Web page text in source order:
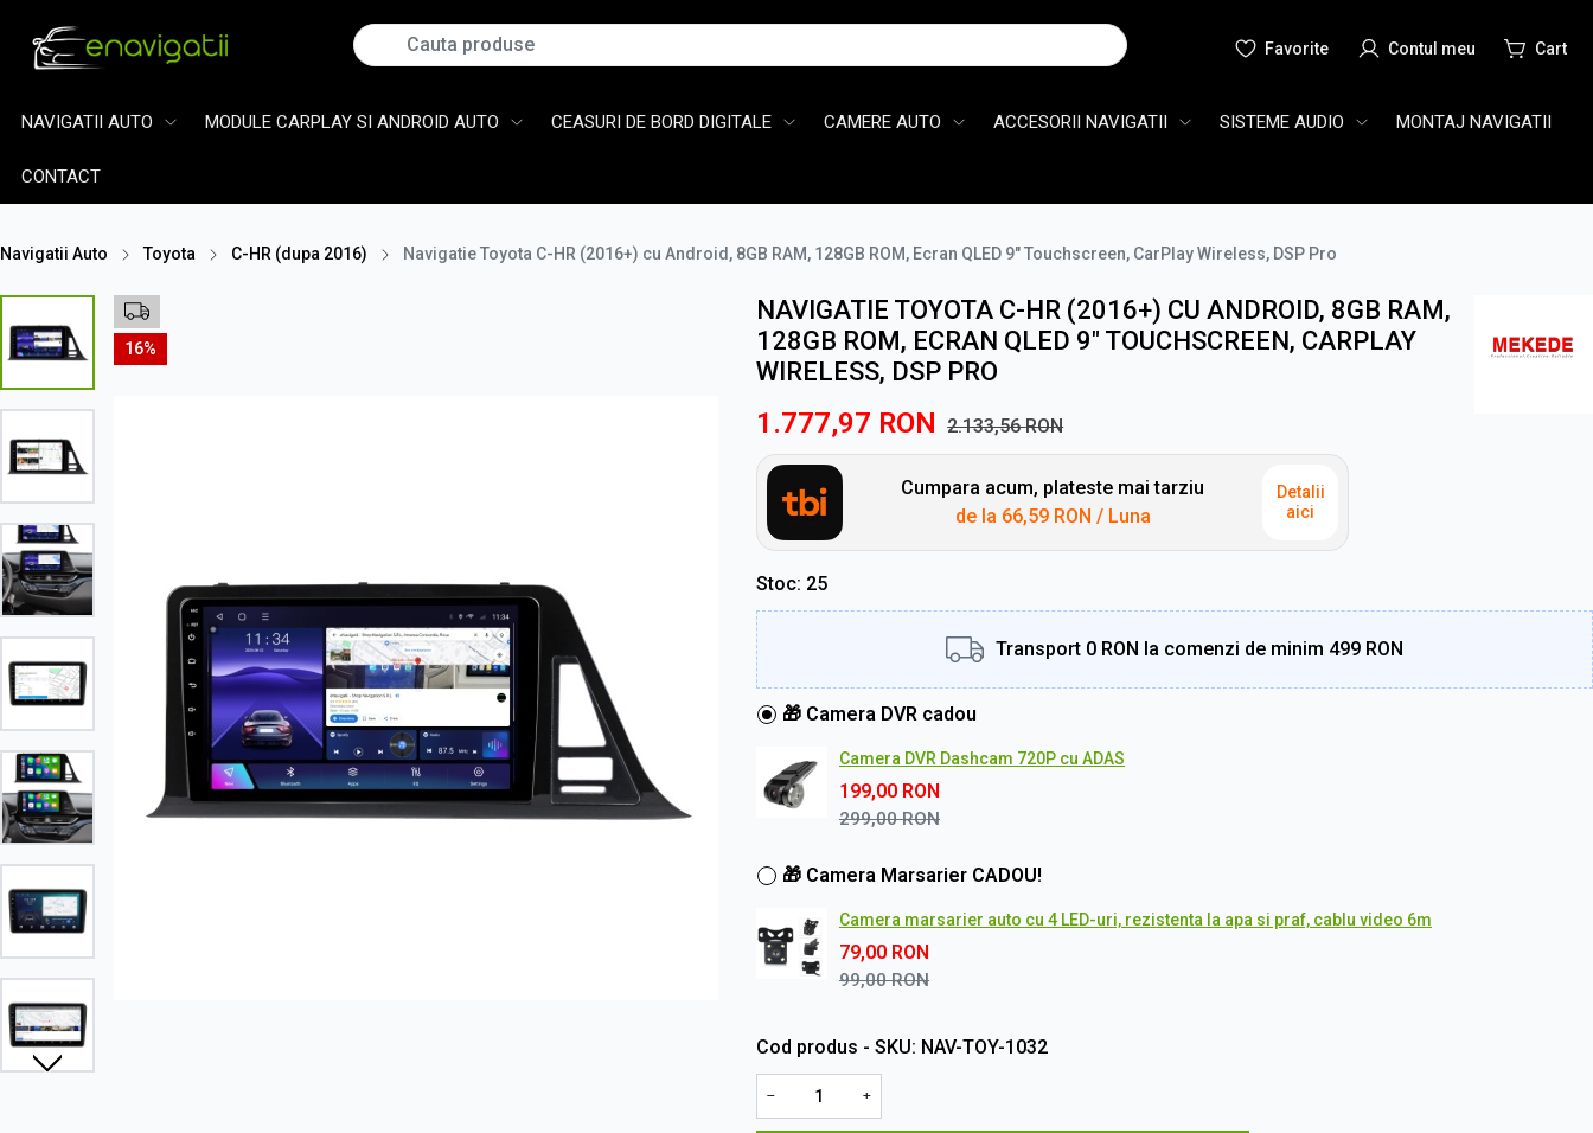
Cauta
NAVIGATII AUTO MODULE CARPLAY SI ANDROID AUTO CEASURI DE BORD DIGITALE CAMERE AUTO ACCESORII NAVIGATII SISTEME AUDIO MONTAJ NAVIGATII
CONTACT
Navigatii Auto Toyota C-HR (dupa 2016) Navigatie Toyota C-HR (2016+) cu Android, 8GB RAM, 128GB ROM, Ecran QLED 9" Touchscreen, CarPlay Wireless, DSP Pro
16%
NAVIGATIE TOYOTA C-HR (2016+) CU ANDROID, 8GB RAM,
128GB ROM, ECRAN QLED 9" TOUCHSCREEN, CARPLAY
WIRELESS, DSP PRO
1.777,97 RON 2.133,56RON
Cumpara acum, plateste mai tarziu
de la 66,59 RON / Luna
Detalii
aici
Stoc 25
Transport 0 RON la comenzi de minim 499 RON
🎁 Camera DVR cadou
Camera DVR Dashcam 720P cu ADAS
199,00 RON
299,00RON
🎁 Camera Marsarier CADOU!
Camera marsarier auto cu 4 LED-uri, rezistenta la apa si praf, cablu video 6m
79,00 RON
99,00RON
Cod produs - SKU NAV-TOY-1032
− +